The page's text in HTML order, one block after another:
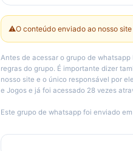
⚠️O conteúdo enviado ao nosso
Antes de acessar o grupo de
regras do grupo. É importante dizer
nosso site e o único responsável por
e Jogos e já foi acessado 28 vezes
Este grupo de whatsapp foi enviado